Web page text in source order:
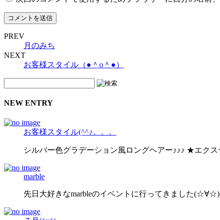
PREV
月のみち
NEXT
お客様スタイル（●＾o＾●）
NEW ENTRY
お客様スタイル(^^♪。。。
シルバー色グラデーション風ロングヘアー♪♪♪ ★エクス
marble
先日大好きなmarbleのイベントに行ってきました